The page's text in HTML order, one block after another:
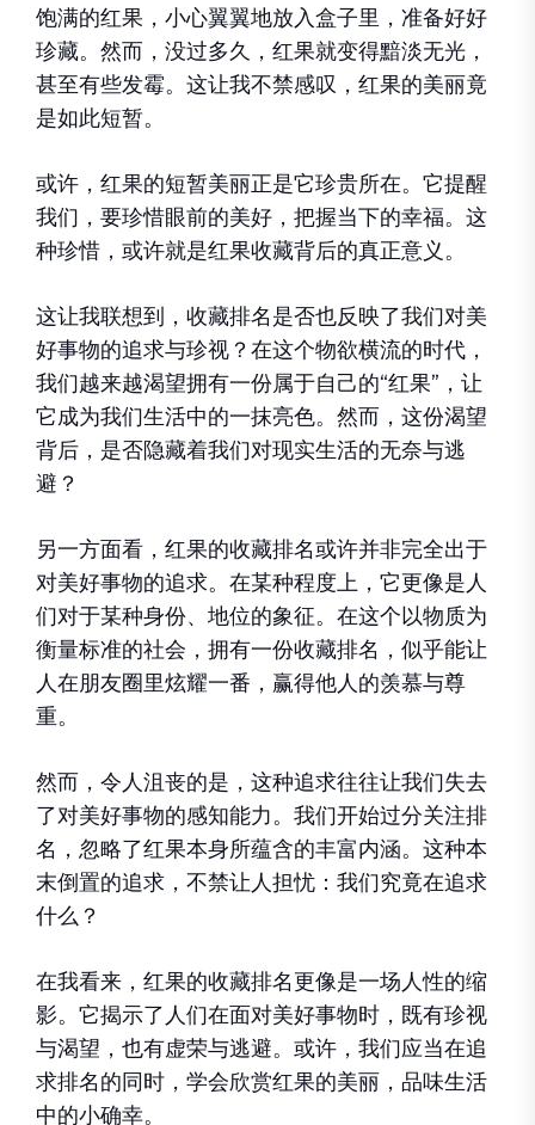
饱满的红果，小心翼翼地放入盒子里，准备好好
珍藏。然而，没过多久，红果就变得黯淡无光，
甚至有些发霉。这让我不禁感叹，红果的美丽竟
是如此短暂。
或许，红果的短暂美丽正是它珍贵所在。它提醒
我们，要珍惜眼前的美好，把握当下的幸福。这
种珍惜，或许就是红果收藏背后的真正意义。
这让我联想到，收藏排名是否也反映了我们对美
好事物的追求与珍视？在这个物欲横流的时代，
我们越来越渴望拥有一份属于自己的“红果”，让
它成为我们生活中的一抹亮色。然而，这份渴望
背后，是否隐藏着我们对现实生活的无奈与逃
避？
另一方面看，红果的收藏排名或许并非完全出于
对美好事物的追求。在某种程度上，它更像是人
们对于某种身份、地位的象征。在这个以物质为
衡量标准的社会，拥有一份收藏排名，似乎能让
人在朋友圈里炫耀一番，赢得他人的羡慕与尊
重。
然而，令人沮丧的是，这种追求往往让我们失去
了对美好事物的感知能力。我们开始过分关注排
名，忽略了红果本身所蕴含的丰富内涵。这种本
末倒置的追求，不禁让人担忧：我们究竟在追求
什么？
在我看来，红果的收藏排名更像是一场人性的缩
影。它揭示了人们在面对美好事物时，既有珍视
与渴望，也有虚荣与逃避。或许，我们应当在追
求排名的同时，学会欣赏红果的美丽，品味生活
中的小确幸。